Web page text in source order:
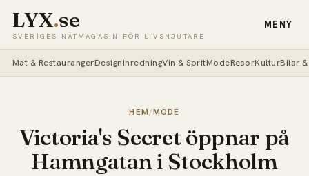
LYX.se
SVERIGES NÄTMAGASIN FÖR LIVSNJUTARE
MENY
Mat & RestaurangerDesignInredningVin & SpritModeResorKulturBilar
HEM/MODE
Victoria's Secret öppnar på
Hamngatan i Stockholm